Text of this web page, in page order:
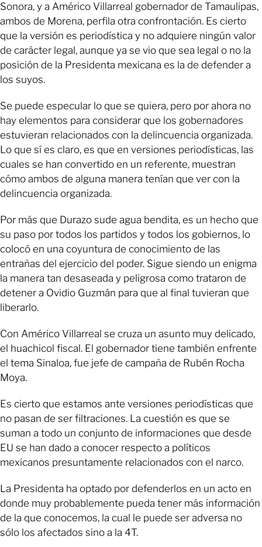
Sonora, y a Américo Villarreal gobernador de Tamaulipas,
ambos de Morena, perfila otra confrontación. Es cierto
que la versión es periodística y no adquiere ningún valor
de carácter legal, aunque ya se vio que sea legal o no la
posición de la Presidenta mexicana es la de defender a
los suyos.
Se puede especular lo que se quiera, pero por ahora no
hay elementos para considerar que los gobernadores
estuvieran relacionados con la delincuencia organizada.
Lo que sí es claro, es que en versiones periodísticas, las
cuales se han convertido en un referente, muestran
cómo ambos de alguna manera tenían que ver con la
delincuencia organizada.
Por más que Durazo sude agua bendita, es un hecho que
su paso por todos los partidos y todos los gobiernos, lo
colocó en una coyuntura de conocimiento de las
entrañas del ejercicio del poder. Sigue siendo un enigma
la manera tan desaseada y peligrosa como trataron de
detener a Ovidio Guzmán para que al final tuvieran que
liberarlo.
Con Américo Villarreal se cruza un asunto muy delicado,
el huachicol fiscal. El gobernador tiene también enfrente
el tema Sinaloa, fue jefe de campaña de Rubén Rocha
Moya.
Es cierto que estamos ante versiones periodísticas que
no pasan de ser filtraciones. La cuestión es que se
suman a todo un conjunto de informaciones que desde
EU se han dado a conocer respecto a políticos
mexicanos presuntamente relacionados con el narco.
La Presidenta ha optado por defenderlos en un acto en
donde muy probablemente pueda tener más información
de la que conocemos, la cual le puede ser adversa no
sólo los afectados sino a la 4T.